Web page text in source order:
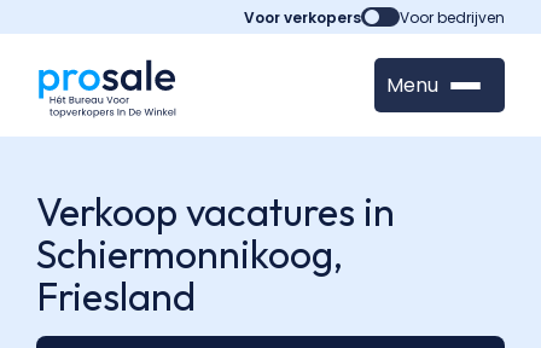
Voor verkopers Voor bedrijven
Menu
Verkoop vacatures in
Schiermonnikoog,
Friesland